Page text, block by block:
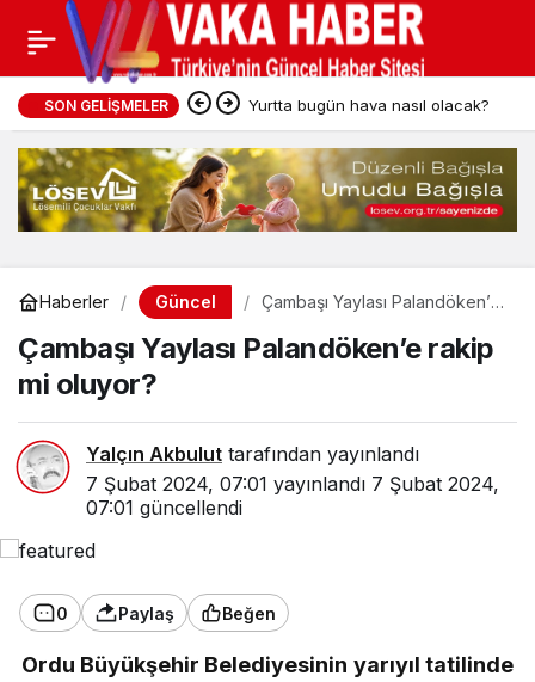
SON GELIŞMELER Yurtta bugün hava nasıl olacak?
Haberler Güncel
Çambaşı Yaylası Palandöken’e
Çambaşı Yaylası Palandöken’e rakip
mi oluyor?
Yalçın Akbulut tarafından yayınlandı
7 Şubat 2024, 07:01 yayınlandı 7 Şubat 2024,
07:01 güncellendi
0 Paylaş Beğen
Ordu Büyükşehir Belediyesinin yarıyıl tatilinde